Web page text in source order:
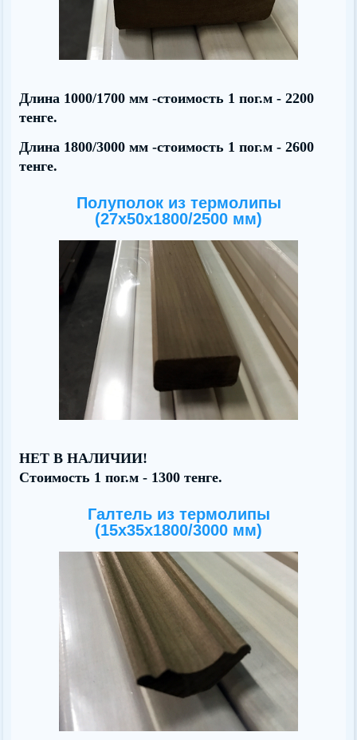
Длина 1000/1700 мм -стоимость 1 пог.м - 2200
тенге.
Длина 1800/3000 мм -стоимость 1 пог.м - 2600
тенге.
Полуполок из термолипы
(27х50x1800/2500 мм)
НЕТ В НАЛИЧИИ!
Стоимость 1 пог.м - 1300 тенге.
Галтель из термолипы
(15х35x1800/3000 мм)